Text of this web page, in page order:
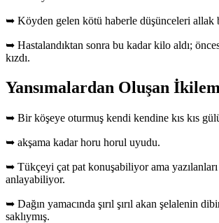
➥ Köyden gelen kötü haberle düşünceleri allak
➥ Hastalandıktan sonra bu kadar kilo aldı;
kızdı.
Yansımalardan Oluşan
➥ Bir köşeye oturmuş kendi kendine kıs kıs
➥ akşama kadar horu horul uyudu.
➥ Tükçeyi çat pat konuşabiliyor ama yazılanları
anlayabiliyor.
➥ Dağın yamacında şırıl şırıl akan şelalenin
saklıymış.